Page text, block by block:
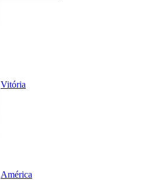
Vitória
América